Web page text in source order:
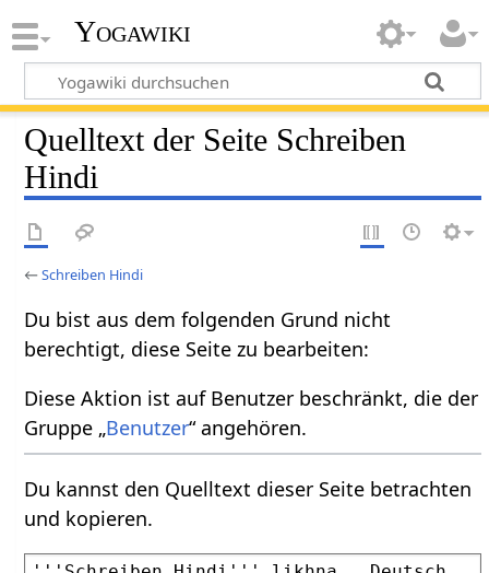
Yogawiki
Quelltext der Seite Schreiben
Hindi
←Schreiben Hindi
Du bist aus dem folgenden Grund nicht
berechtigt, diese Seite zu bearbeiten:
Diese Aktion ist auf Benutzer beschränkt, die der
Gruppe „Benutzer“ angehören.
Du kannst den Quelltext dieser Seite betrachten
und kopieren.